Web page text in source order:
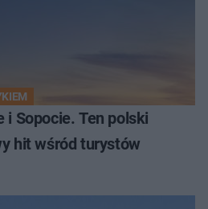
i Sopocie. Ten polski
hit wśród turystów